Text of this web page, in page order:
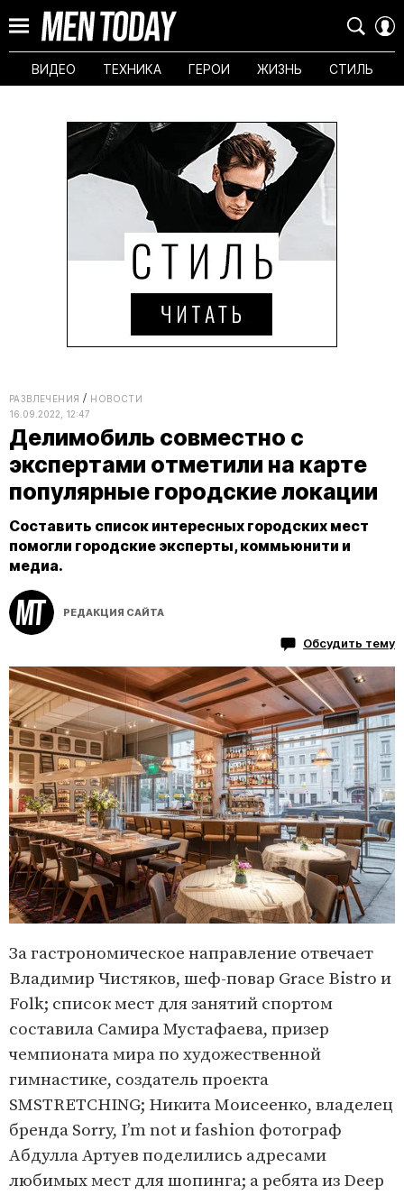
ВИДЕО ТЕХНИКА ГЕРОИ ЖИЗНЬ СТИЛЬ
РАЗВЛЕЧЕНИЯ
НОВОСТИ
16.09.2022, 12:47
Делимобиль совместно с
экспертами отметили на карте
популярные городские локации
Составить список интересных городских мест
помогли городские эксперты, коммьюнити и
медиа.
РЕДАКЦИЯ САЙТА
Обсудить тему
За гастрономическое направление отвечает
Владимир Чистяков, шеф-повар Grace Bistro и
Folk; список мест для занятий спортом
составила Самира Мустафаева, призер
чемпионата мира по художественной
гимнастике, создатель проекта
SMSTRETCHING; Никита Моисеенко, владелец
бренда Sorry, I’m not и fashion фотограф
Абдулла Артуев поделились адресами
любимых мест для шопинга; а ребята из Deep